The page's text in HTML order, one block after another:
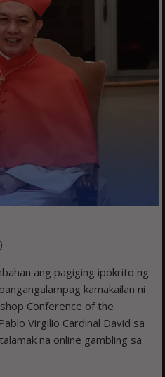
ang pagiging ipokrito ng
kamakailan ni
Conference of the
Virgilio Cardinal David sa
na online gambling sa